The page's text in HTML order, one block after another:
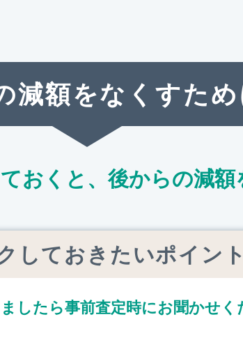
減額をなくすため
おくと、後からの減額
しておきたいポイント
したら事前査定時にお聞かせく